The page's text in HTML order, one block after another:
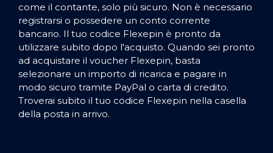
come il contante, solo più sicuro. Non è necessario
registrarsi o possedere un conto corrente
bancario. Il tuo codice Flexepin è pronto da
utilizzare subito dopo l'acquisto. Quando sei pronto
ad acquistare il voucher Flexepin, basta
selezionare un importo di ricarica e pagare in
modo sicuro tramite PayPal o carta di credito.
Troverai subito il tuo codice Flexepin nella casella
della posta in arrivo.